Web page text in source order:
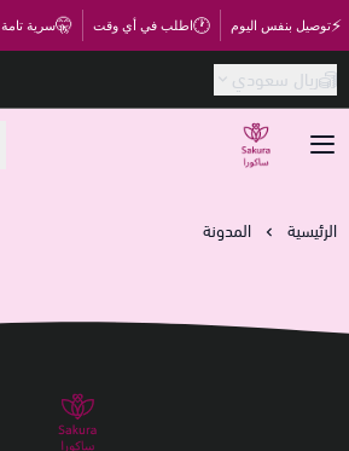
⚡توصيل بنفس اليوم 🕐اطلب في أي وقت 🤫سرية تامة
ريال سعودي
متجر ساكورا
الرئيسية المدونة